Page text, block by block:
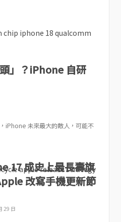
」？iPhone 自研
iPhone 未來最大的敵人，可能不
17 成史上最長壽旗
改寫手機更新節
29 日